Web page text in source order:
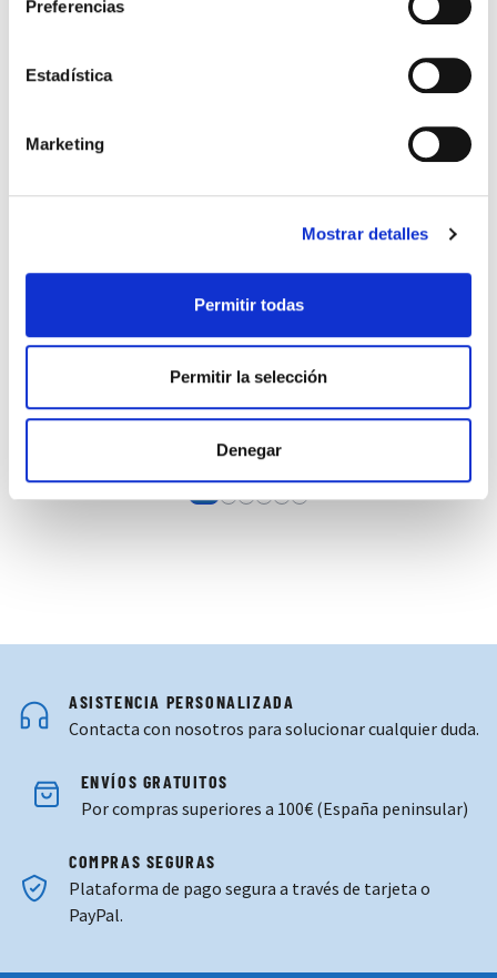
Preferencias
Estadística
Marketing
Mostrar detalles
Permitir todas
Permitir la selección
Denegar
CAMISETA ENTRENO JUGADOR 25-26 AZUL MARINO
49,99 €
View more about Camiseta Entreno
View more about Camiseta Sin
View more about Camiseta
View more about Camiseta
View more about Polo Paseo
View more about Polo
ASISTENCIA PERSONALIZADA
Contacta con nosotros para solucionar cualquier duda.
ENVÍOS GRATUITOS
Por compras superiores a 100€ (España peninsular)
COMPRAS SEGURAS
Plataforma de pago segura a través de tarjeta o
PayPal.